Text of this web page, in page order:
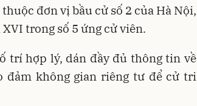
đơn vị bầu cử số 2 của Hà Nội,
trong số 5 ứng cử viên.
trí hợp lý, dán đầy đủ thông tin về
đảm không gian riêng tư để cử tri